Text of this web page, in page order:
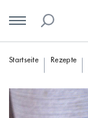
Skip
content
Startseite Rezepte